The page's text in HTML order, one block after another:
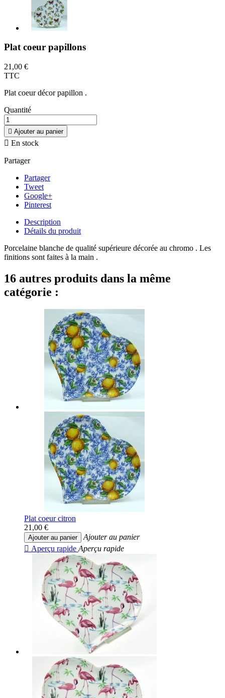
Plat coeur papillons
21,00 €
TTC
Plat coeur décor papillon .
Quantité
 Ajouter au panier
 En stock
Partager
Partager
Tweet
Google+
Pinterest
Description
Détails du produit
Porcelaine blanche de qualité supérieure décorée au chromo . Les
finitions sont faites à la main .
16 autres produits dans la même
catégorie :
Plat coeur citron
21,00 €
Ajouter au panier
Ajouter au panier
 Aperçu rapide Aperçu rapide